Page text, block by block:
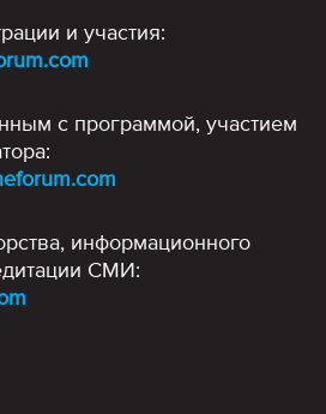
и участия:
с программой, участием
информационного
СМИ: